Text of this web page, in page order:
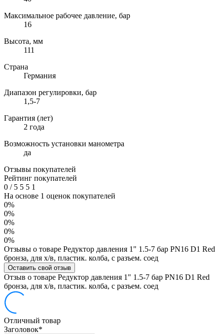
Максимальное рабочее давление, бар
16
Высота, мм
111
Страна
Германия
Диапазон регулировки, бар
1,5-7
Гарантия (лет)
2 года
Возможность установки манометра
да
Отзывы покупателей
Рейтинг покупателей
0 /5 5 5 1
На основе 1 оценок покупателей
0%
0%
0%
0%
0%
Отзывы о товаре Редуктор давления 1" 1.5-7 бар PN16 D1 Red
бронза, для х/в, пластик. колба, с разъем. соед
Оставить свой отзыв
Отзыв о товаре Редуктор давления 1" 1.5-7 бар PN16 D1 Red
бронза, для х/в, пластик. колба, с разъем. соед
Отличный товар
Заголовок*